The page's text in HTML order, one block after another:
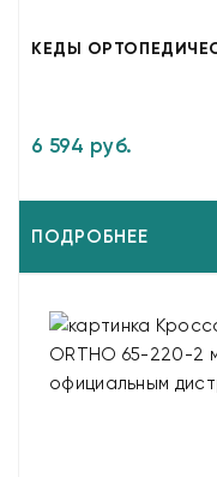
КЕДЫ
6 594 руб.
ПОДРОБНЕЕ